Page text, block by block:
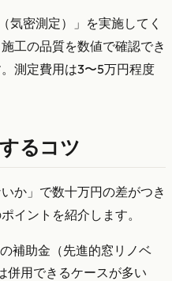
気密測定）」を実施してく
工の品質を数値で確認でき
測定費用は3〜5万円程度
るコツ
か」で数十万円の差がつき
イントを紹介します。
補助金（先進的窓リノベ
併用できるケースが多い